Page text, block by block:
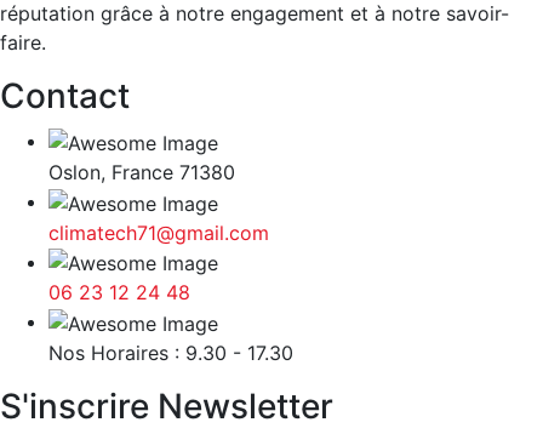
réputation grâce à notre engagement et à notre savoir-
faire.
Contact
Oslon, France 71380
climatech71@gmail.com
06 23 12 24 48
Nos Horaires : 9.30 - 17.30
S'inscrire Newsletter